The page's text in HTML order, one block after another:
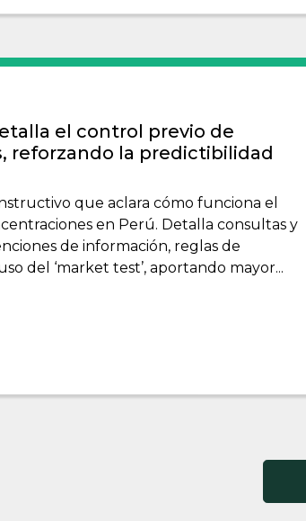
el control previo de
reforzando la predictibilidad
que aclara cómo funciona el
en Perú. Detalla consultas y
de información, reglas de
del ‘market test’, aportando mayor...